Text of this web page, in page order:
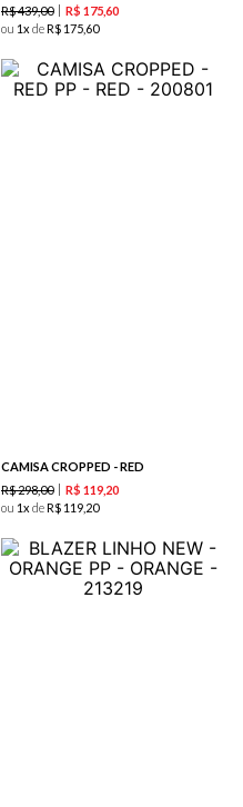
R$439,00 R$ 17560
ou 1 deR$ 175 60
CAMISA CROPPED - RED
R$298,00 R$ 119 20
ou 1 deR$ 119 20